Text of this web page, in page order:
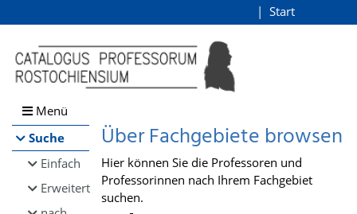
Browsen
direkt zum Inhalt
Start
Menü
Suche
Einfach
Erweitert
Über Fachgebiete browsen
Hier können Sie die Professoren und
Professorinnen nach Ihrem Fachgebiet
suchen.